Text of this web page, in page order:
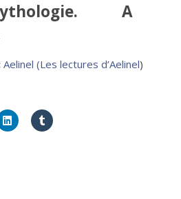
A
Aelinel (Les lectures d’Aelinel)